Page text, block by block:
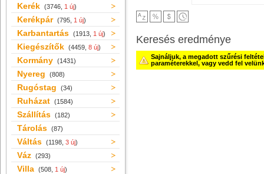
Kerék (3746, 1 új)
Kerékpár (795, 1 új)
Karbantartás (1913, 1 új)
Kiegészítők (4459, 8 új)
Kormány (1431)
Nyereg (808)
Rugóstag (34)
Ruházat (1584)
Szállítás (182)
Tárolás (87)
Váltás (1198, 3 új)
Váz (293)
Villa (508, 1 új)
Keresés eredménye
Sajnáljuk, a megadott szűrési
paraméterekkel, vagy vedd fel